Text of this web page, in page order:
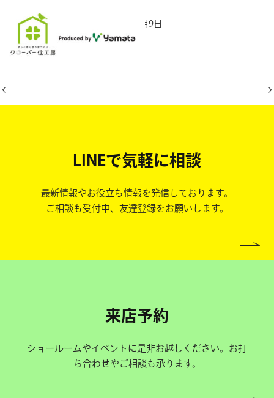
2025年8月9日
LINEで気軽に相談
最新情報やお役立ち情報を発信しております。
ご相談も受付中、友達登録をお願いします。
来店予約
ショールームやイベントに是非お越しください。お打
ち合わせやご相談も承ります。